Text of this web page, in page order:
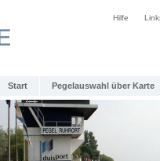
Hilfe
Start Pegelauswahl über Karte